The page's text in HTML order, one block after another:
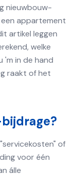
nieuwbouw-
appartement
artikel leggen
welke
'm in de hand
raakt of het
of
voor één
álle